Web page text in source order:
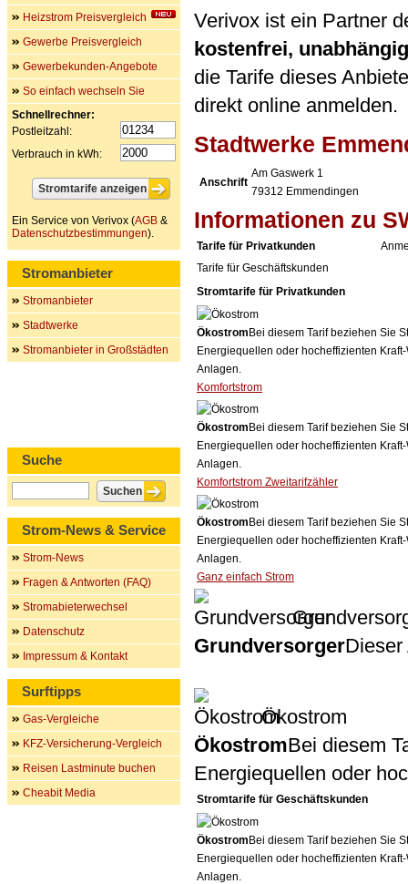
Verivox ist ein Partner
kostenfrei,
die Tarife dieses
direkt online anmelden.
Stadtwerke
Anschrift
Am Gaswerk 1
79312 Emmendingen
Informationen zu
Tarife für Privatkunden
Tarife für Geschäftskunden
Stromtarife für Privatkunden
Ökostrom Bei diesem Tarif beziehen Sie
Energiequellen oder hocheffizienten
Anlagen.
Komfortstrom
Ökostrom Bei diesem Tarif beziehen Sie
Energiequellen oder hocheffizienten
Anlagen.
Komfortstrom Zweitarifzähler
Ökostrom Bei diesem Tarif beziehen Sie
Energiequellen oder hocheffizienten
Anlagen.
Ganz einfach Strom
GrundversorgerDieser
Ökostrom
ÖkostromBei diesem
Energiequellen oder
Stromtarife für Geschäftskunden
Ökostrom Bei diesem Tarif beziehen Sie
Energiequellen oder hocheffizienten
Anlagen.
Heizstrom Preisvergleich
Gewerbe Preisvergleich
Gewerbekunden-Angebote
So einfach wechseln Sie
Schnellrechner:
Postleitzahl:
Verbrauch in kWh:
Ein Service von Verivox (AGB &
Datenschutzbestimmungen).
Stromanbieter
Stromanbieter
Stadtwerke
Stromanbieter in Großstädten
Suche
Strom-News & Service
Strom-News
Fragen & Antworten (FAQ)
Stromabieterwechsel
Datenschutz
Impressum & Kontakt
Surftipps
Gas-Vergleiche
KFZ-Versicherung-Vergleich
Reisen Lastminute buchen
Cheabit Media